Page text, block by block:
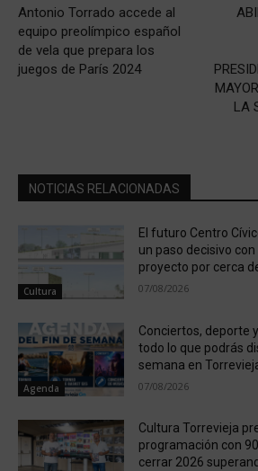
Antonio Torrado accede al
equipo preolímpico español
de vela que prepara los
juegos de París 2024
LA
NOTICIAS RELACIONADAS
Cultura
El futuro Centro
un paso decisivo
proyecto por cerca
07/08/2026
Agenda
Conciertos, deporte
todo lo que podrás
semana en
07/08/2026
Cultura Torrevieja
programación con
cerrar 2026